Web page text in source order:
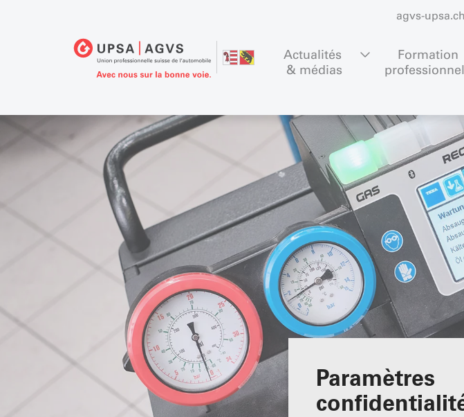
agvs-upsa.ch
Actualités
& médias
Formation